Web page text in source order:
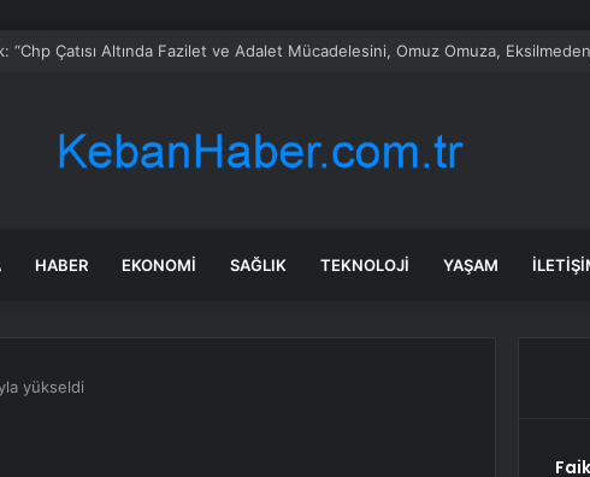
“Chp Çatısı Altında Fazilet ve Adalet Mücadelesini, Omuz Omuza,
HABER EKONOMI SAĞLIK TEKNOLOJI YAŞAM
yükseldi